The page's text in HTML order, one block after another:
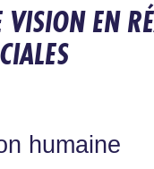
EN
humaine